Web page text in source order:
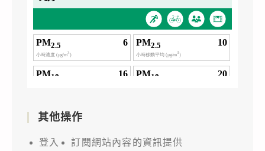
其他操作
登入
訂閱網站內容的資訊提供